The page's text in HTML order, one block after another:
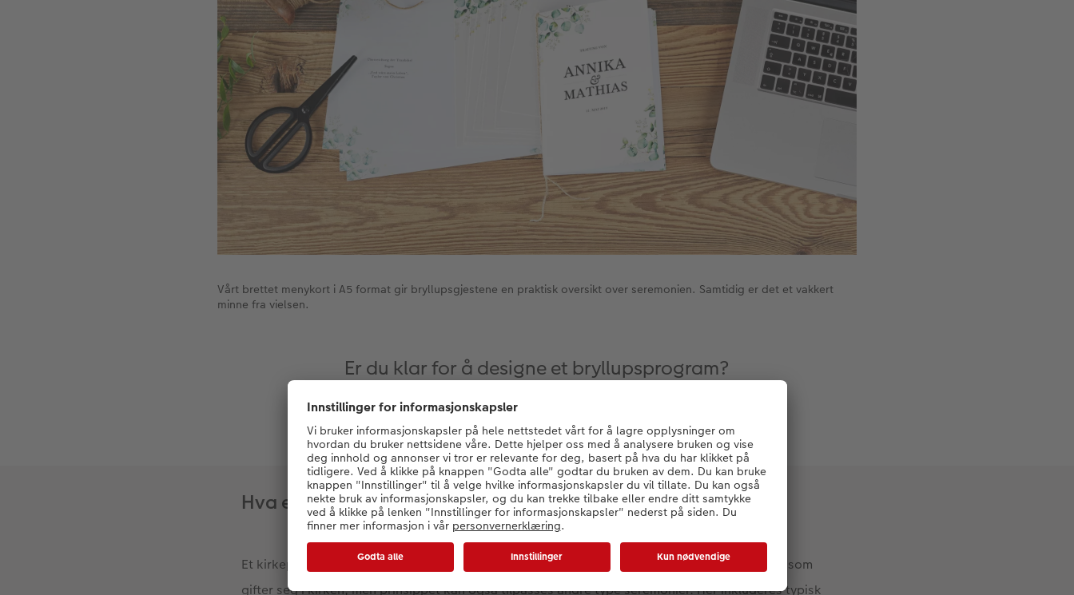
Vårt brettet menykort i A5 format gir bryllupsgjestene en praktisk oversikt over seremonien. Samtidig er det et vakkert
minne fra vielsen.
Er du klar for å designe et bryllupsprogram?
Design her
Hva er et bryllupsprogram og kirkeprogram?
Et kirkeprogram er en oversikt over hva som skjer under vielsen, spesielt egnet for personer som
gifter seg i kirken, men prinsippet kan også tilpasses andre type seremonier. Her inkluderes typisk